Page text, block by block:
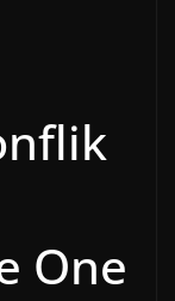
One